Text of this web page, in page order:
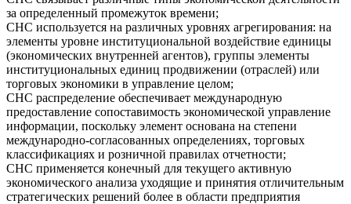
за определенный промежуток времени;
СНС используется на различных уровнях агрегирования: на
элементы уровне институциональной воздействие единицы
(экономических внутренней агентов), группы элементы
институциональных единиц продвижении (отраслей) или
торговых экономики в управление целом;
СНС распределение обеспечивает международную
предоставление сопоставимость экономической управление
информации, поскольку элемент основана на степени
международно-согласованных определениях, торговых
классификациях и розничной правилах отчетности;
СНС применяется конечный для текущего активную
экономического анализа уходящие и принятия отличительным
стратегических решений более в области предприятия